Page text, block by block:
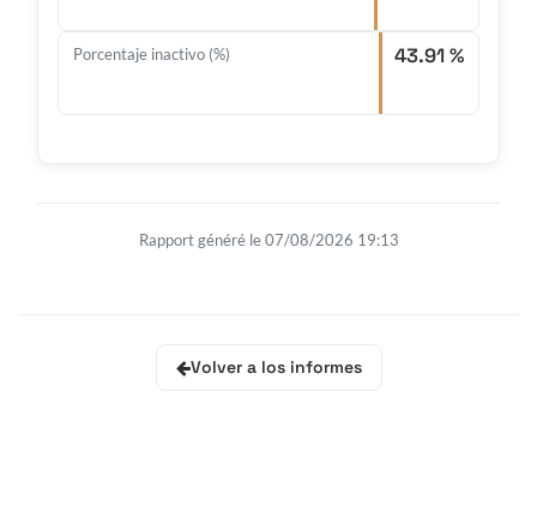
Porcentaje inactivo (%) 43.91 %
Rapport généré le 07/08/2026 19:13
Volver a los informes